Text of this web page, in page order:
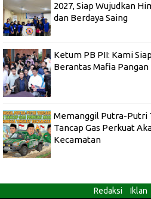
2027, Siap Wujudkan
dan Berdaya Saing
Ketum PB PII: Kami
Berantas Mafia Pangan
Memanggil Putra-Putri
Tancap Gas Perkuat
Kecamatan
Redaksi Iklan